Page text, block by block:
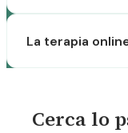
La terapia
Cerca lo